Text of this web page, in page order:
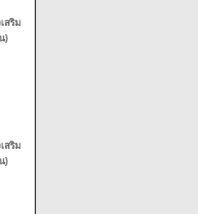
สริม
)
สริม
)